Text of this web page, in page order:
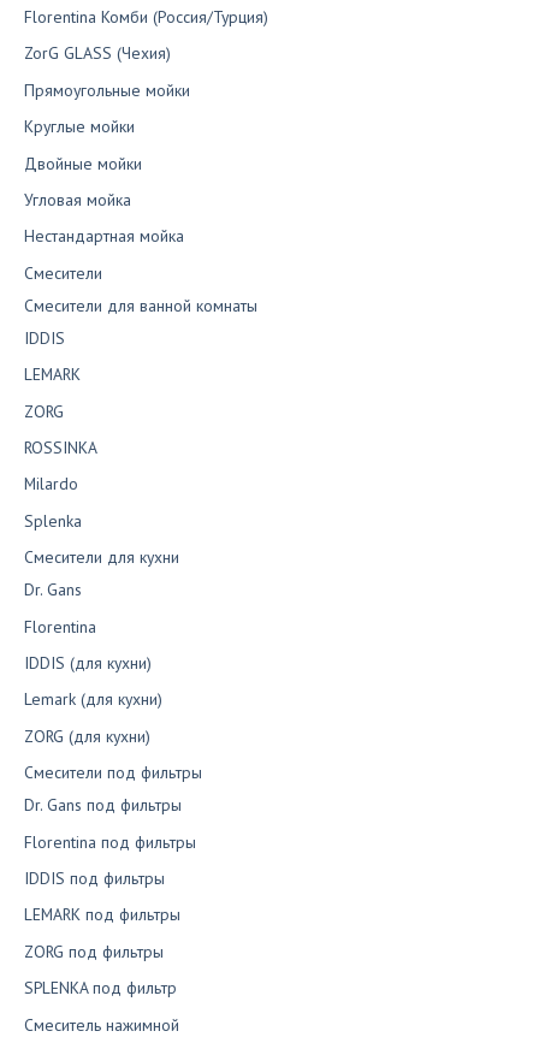
Florentina Комби (Россия/Турция)
ZorG GLASS (Чехия)
Прямоугольные мойки
Круглые мойки
Двойные мойки
Угловая мойка
Нестандартная мойка
Смесители
Смесители для ванной комнаты
IDDIS
LEMARK
ZORG
ROSSINKA
Milardo
Splenka
Смесители для кухни
Dr. Gans
Florentina
IDDIS (для кухни)
Lemark (для кухни)
ZORG (для кухни)
Смесители под фильтры
Dr. Gans под фильтры
Florentina под фильтры
IDDIS под фильтры
LEMARK под фильтры
ZORG под фильтры
SPLENKA под фильтр
Смеситель нажимной